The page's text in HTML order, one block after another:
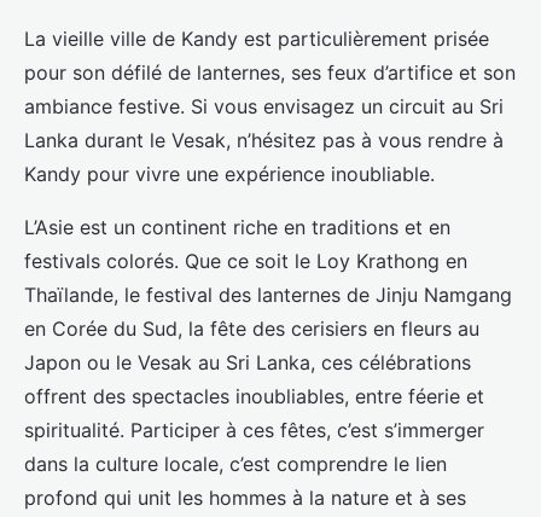
La vieille ville de Kandy est particulièrement prisée
pour son défilé de lanternes, ses feux d’artifice et son
ambiance festive. Si vous envisagez un circuit au Sri
Lanka durant le Vesak, n’hésitez pas à vous rendre à
Kandy pour vivre une expérience inoubliable.
L’Asie est un continent riche en traditions et en
festivals colorés. Que ce soit le Loy Krathong en
Thaïlande, le festival des lanternes de Jinju Namgang
en Corée du Sud, la fête des cerisiers en fleurs au
Japon ou le Vesak au Sri Lanka, ces célébrations
offrent des spectacles inoubliables, entre féerie et
spiritualité. Participer à ces fêtes, c’est s’immerger
dans la culture locale, c’est comprendre le lien
profond qui unit les hommes à la nature et à ses